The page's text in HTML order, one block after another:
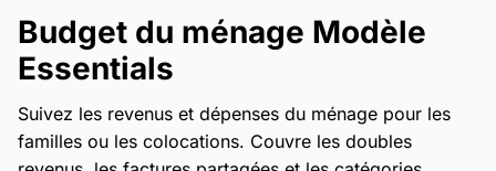
Budget du ménage Modèle
Essentials
Suivez les revenus et dépenses du ménage pour les
familles ou les colocations. Couvre les doubles